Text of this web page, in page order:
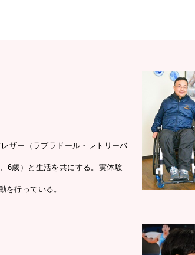
ザー（ラブラドール・レトリーバ
6歳）と生活を共にする。実体験
を行っている。